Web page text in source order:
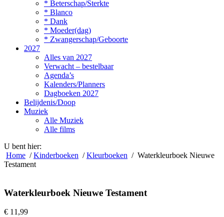
* Beterschap/Sterkte
* Blanco
* Dank
* Moeder(dag)
* Zwangerschap/Geboorte
2027
Alles van 2027
Verwacht – bestelbaar
Agenda’s
Kalenders/Planners
Dagboeken 2027
Belijdenis/Doop
Muziek
Alle Muziek
Alle films
U bent hier:
Home /Kinderboeken /Kleurboeken / Waterkleurboek Nieuwe
Testament
Waterkleurboek Nieuwe Testament
€ 11,99